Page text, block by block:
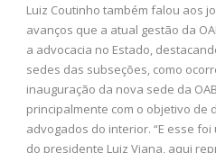
Luiz Coutinho também falou aos
avanços que a atual gestão da
a advocacia no Estado,
sedes das subseções, como
inauguração da nova sede da
principalmente com o objetivo de
advogados do interior. “E esse
do presidente Luiz Viana, aqui